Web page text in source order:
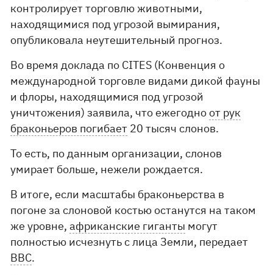
контролирует торговлю животными,
находящимися под угрозой вымирания,
опубликовала неутешительный прогноз.
Во время доклада по CITES (Конвенция о
международной торговле видами дикой фауны
и флоры, находящимися под угрозой
уничтожения) заявила, что ежегодноот рук
браконьеров погибает 20 тысяч слонов.
То есть, по данным организации, слонов
умирает больше, нежели рождается.
В итоге, если масштабы браконьерства в
погоне за слоновой костью останутся на таком
же уровне,африканские гиганты могут
полностью исчезнуть с лица Земли, передает
ВВС.